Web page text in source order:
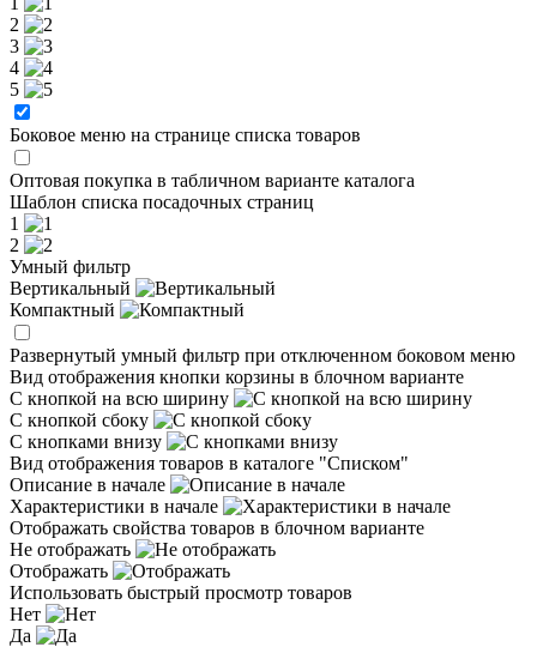
2
3
4
5
Боковое меню на странице списка товаров
Оптовая покупка в табличном варианте каталога
Шаблон списка посадочных страниц
1
2
Умный фильтр
Вертикальный
Компактный
Развернутый умный фильтр при отключенном боковом меню
Вид отображения кнопки корзины в блочном варианте
С кнопкой на всю ширину
С кнопкой сбоку
С кнопками внизу
Вид отображения товаров в каталоге "Списком"
Описание в начале
Характеристики в начале
Отображать свойства товаров в блочном варианте
Не отображать
Отображать
Использовать быстрый просмотр товаров
Нет
Да